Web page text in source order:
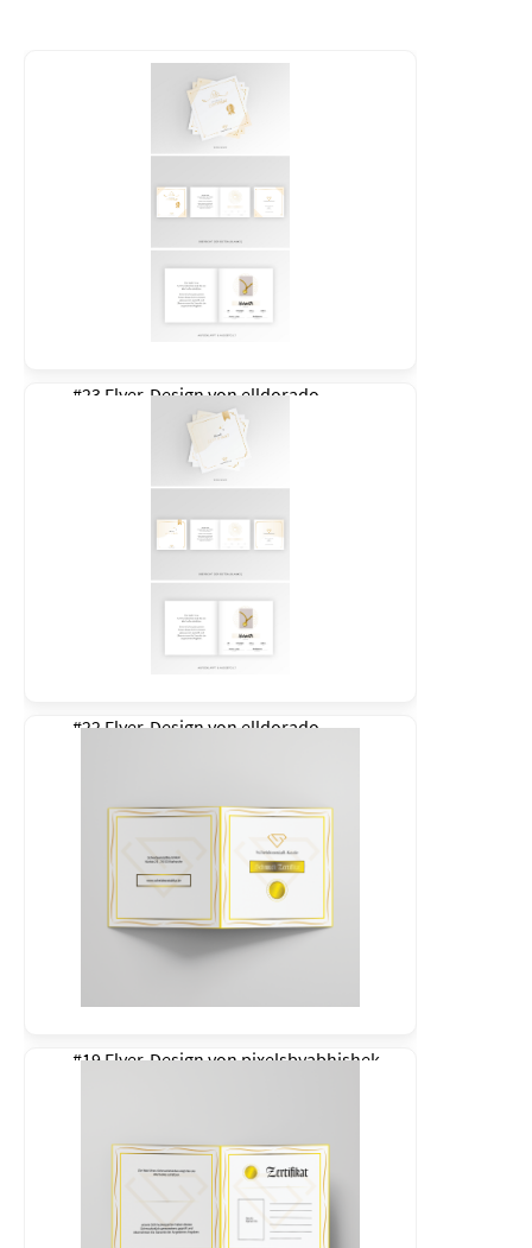
#23 Flyer-Design vonelldorado
#22 Flyer-Design vonelldorado
#19 Flyer-Design vonpixelsbyabhishek